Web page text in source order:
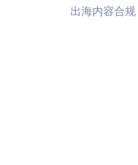
出海内容合规